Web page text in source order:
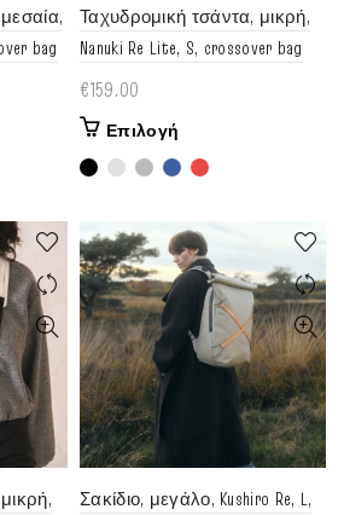
προϊόντος
bag
Ταχυδρομική τσάντα, μικρή,
Nanuki Re Lite, S, crossover bag
€159.00
Επιλογή
το
προϊόν
πολλαπλές
παραλλαγές.
Οι
επιλογές
μπορούν
επιλεγούν
του
προϊόντος
Σακίδιο, μεγάλο, Kushiro Re, L,